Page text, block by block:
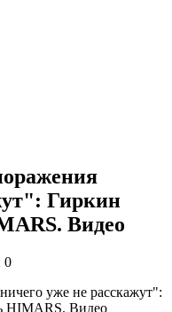
Гиркин
Видео
0